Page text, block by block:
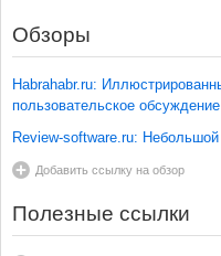
Обзоры
Habrahabr.ru:
пользовательское обсуждение
Review-software.ru:
Добавить ссылку на обзор
Полезные ссылки